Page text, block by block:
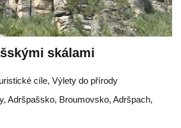
skálami
cíle, Výlety do přírody
, Adršpašsko, Broumovsko, Adršpach,